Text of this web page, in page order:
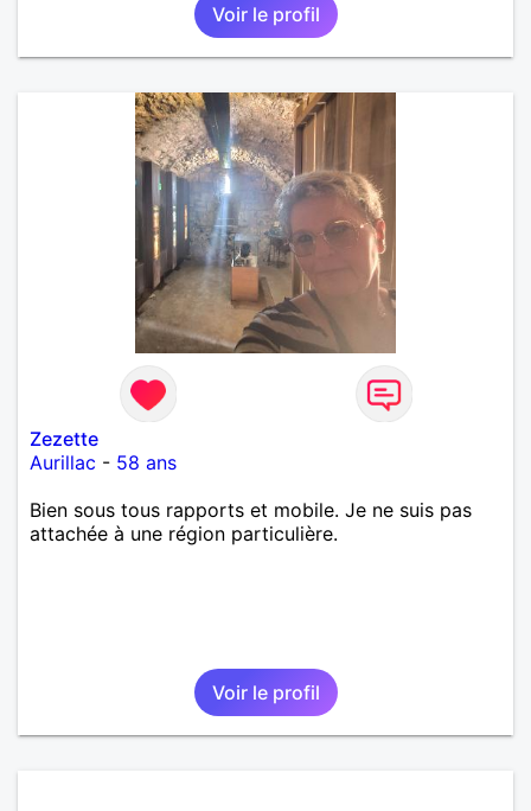
Voir le profil
Zezette
Aurillac - 58 ans
Bien sous tous rapports et mobile. Je ne suis pas
attachée à une région particulière.
Voir le profil